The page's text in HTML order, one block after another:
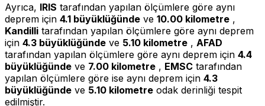
Ayrıca, IRIS tarafından yapılan ölçümlere göre aynı
deprem için 4.1 büyüklüğünde ve 10.00 kilometre ,
Kandilli tarafından yapılan ölçümlere göre aynı deprem
için 4.3 büyüklüğünde ve 5.10 kilometre , AFAD
tarafından yapılan ölçümlere göre aynı deprem için 4.4
büyüklüğünde ve 7.00 kilometre , EMSC tarafından
yapılan ölçümlere göre ise aynı deprem için 4.3
büyüklüğünde ve 5.10 kilometre odak derinliği tespit
edilmiştir.